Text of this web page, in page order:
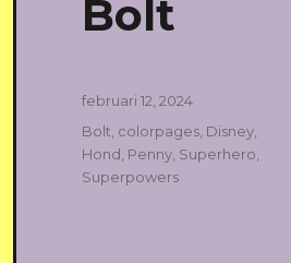
Bolt
Geplaatst
februari 12, 2024
Tags
Bolt colorpages, Disney,
Hond Penny, Superhero
Superpowers